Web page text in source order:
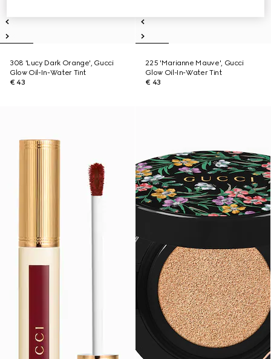
308 'Lucy Dark Orange', Gucci
Glow Oil-In-Water Tint
€ 43
225 'Marianne Mauve', Gucci
Glow Oil-In-Water Tint
€ 43